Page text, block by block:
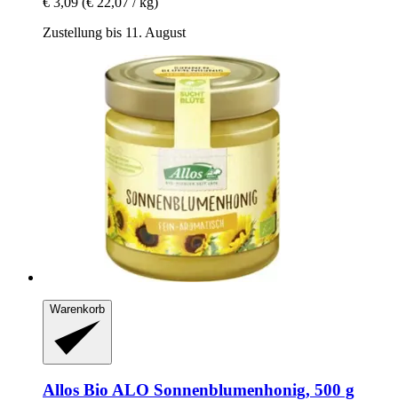
Zustellung bis 11. August
Warenkorb
Allos Bio ALO Sonnenblumenhonig, 500 g